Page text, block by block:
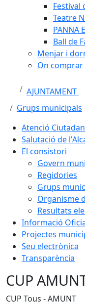
Festival
Teatre
PANNA
Ball de
Menjar i
On comprar
AJUNTAMENT
Grups municipals
Atenció
Salutació de
El consistori
Govern
Regidories
Grups
Organisme
Resultats
Informació
Projectes
Seu electrònica
Transparència
CUP
CUP Tous - AMUNT